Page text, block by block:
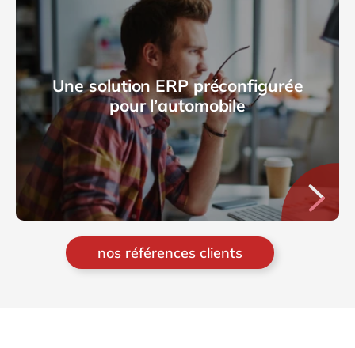
Une solution ERP préconfigurée
pour l’automobile
nos références clients